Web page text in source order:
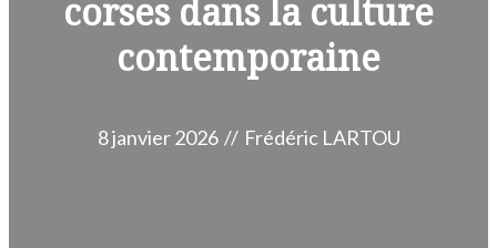
corses dans la culture
contemporaine
8 janvier 2026 // Frédéric LARTOU